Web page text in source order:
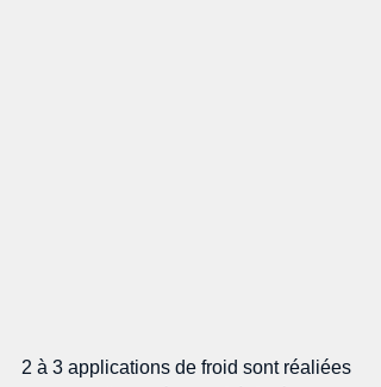
2 à 3 applications de froid sont réaliées